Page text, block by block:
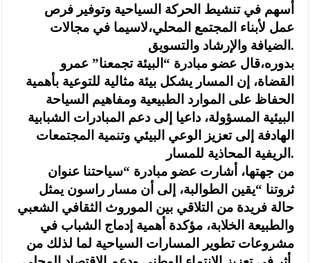
أسهم في تنشيط الحركة السياحية وتوفير فرص
عمل لأبناء المجتمع المحلي،لاسيما في مجالات
الضيافة والإرشاد والتسويق.
بدوره،قال عضو مبادرة “البيئة تجمعنا” عمرو
القضاة، إن المسار يشكل بيئة مثالية للتوعية بأهمية
الحفاظ على الموارد الطبيعية ومفاهيم السياحة
البيئية المسؤولة، داعيا إلى دعم المبادرات الشبابية
الهادفة إلى تعزيز الوعي البيئي وتنمية المجتمعات
الريفية المحاذية للمسار.
من جهتها، أشارت عضو مبادرة “سياحتنا عنوان
ثروتنا “يقين الطوالبة، إلى أن مسار راسون يمثل
حالة فريدة من التلاقي بين الموروث الثقافي الشعبي
والطبيعة الخلابة، مؤكدة أهمية إدماج الشباب في
مشروعات تطوير المسارات السياحية لما لذلك من